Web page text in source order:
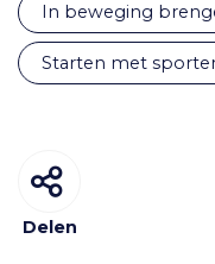
in beweging
starten met
Delen